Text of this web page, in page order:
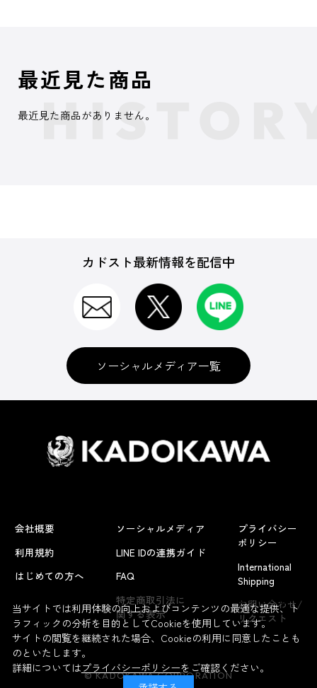
よくあるお問い合わせ
最近見た商品
最近見た商品がありません。
カドスト最新情報を配信中
ソーシャルメディア一覧
会社概要
利用規約
はじめての方へ
ソーシャルメディア
LINE IDの連携ガイド
FAQ
特定商取引法に
関する表示
プライバシー
ポリシー
International
Shipping
お問い合わせ/
リクエスト
© KADOKAWA CORPORATION
当サイトでは利用体験の向上およびコンテンツの最適な提供、ト
ラフィックの分析を目的としてCookieを使用しています。
サイトの閲覧を継続された場合、Cookieの利用に同意したことも
のといたします。
詳細についてはプライバシーポリシーをご確認ください。